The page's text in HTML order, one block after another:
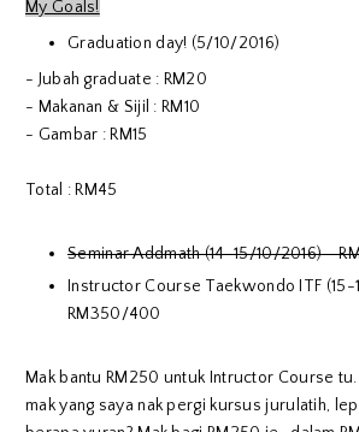
My Goals!
Graduation day! (5/10/2016)
- Jubah graduate : RM20
- Makanan & Sijil : RM10
- Gambar : RM15
Total : RM45
Seminar Addmath (14-15/10/2016) -
Instructor Course Taekwondo ITF (15-
RM350/400
Mak bantu RM250 untuk Intructor Course
mak yang saya nak pergi kursus jurulatih,